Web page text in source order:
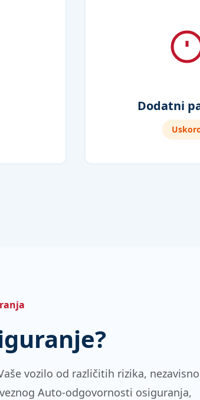
Dodatni
vozilo od različitih rizika, nezavisno
Auto-odgovornosti osiguranja,